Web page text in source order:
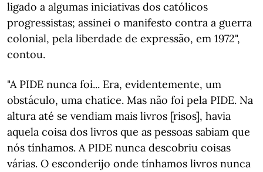
ligado a algumas iniciativas dos católicos
progressistas; assinei o manifesto contra a guerra
colonial, pela liberdade de expressão, em 1972",
contou.
"A PIDE nunca foi... Era, evidentemente, um
obstáculo, uma chatice. Mas não foi pela PIDE. Na
altura até se vendiam mais livros [risos], havia
aquela coisa dos livros que as pessoas sabiam que
nós tínhamos. A PIDE nunca descobriu coisas
várias. O esconderijo onde tínhamos livros nunca